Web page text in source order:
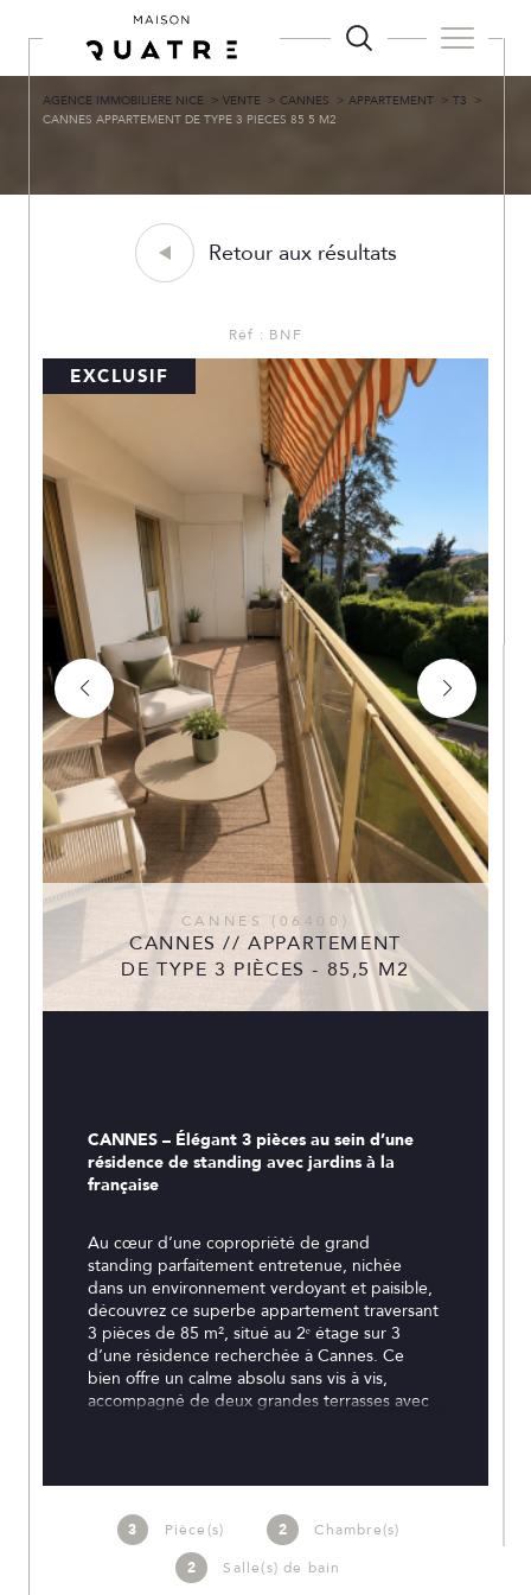
AGENCE IMMOBILIÈRE NICE VENTE CANNES APPARTEMENT
T3
CANNES APPARTEMENT DE TYPE 3 PIECES 85 5 M2
Retour aux résultats
Réf : BNF
EXCLUSIF
CANNES (06400)
CANNES // APPARTEMENT
DE TYPE 3 PIÈCES - 85,5 M2
3 Pièce(s) 2
Chambre(s)
2
Salle(s) de bain
CANNES – Élégant 3 pièces au sein d’une
résidence de standing avec jardins à la
française
Au cœur d’une copropriété de grand
standing parfaitement entretenue, nichée
dans un environnement verdoyant et paisible,
découvrez ce superbe appartement traversant
3 pièces de 85 m², situé au 2ᵉ étage sur 3
d’une résidence recherchée à Cannes. Ce
bien offre un calme absolu sans vis à vis,
accompagné de deux grandes terrasses avec
Dès l’entrée, ce bien séduit par ses volumes
spacieux s’ouvre sur une agréable terrasse
offrant une vue apaisante sur les jardins de la
résidence, soigneusement entretenus.